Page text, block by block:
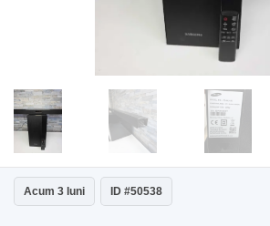
Acum 3 luni ID #50538